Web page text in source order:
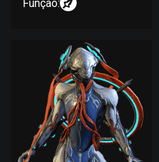
Função: